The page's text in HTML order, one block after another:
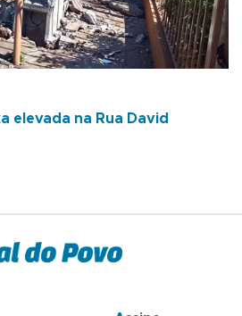
elevada na Rua David